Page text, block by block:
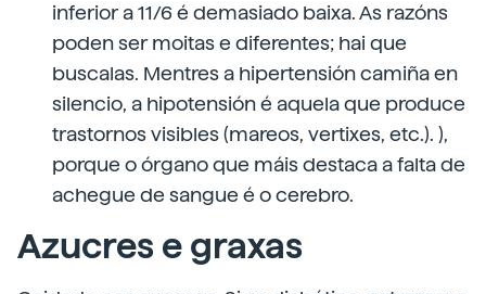
inferior a 11/6 é demasiado baixa. As razóns
poden ser moitas e diferentes; hai que
buscalas. Mentres a hipertensión camiña en
silencio, a hipotensión é aquela que produce
trastornos visibles (mareos, vertixes, etc.). ),
porque o órgano que máis destaca a falta de
achegue de sangue é o cerebro.
Azucres e graxas